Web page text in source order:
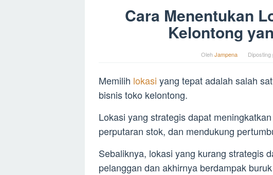
Cara Menentukan
Kelontong
OlehJampena Diposting
Memilih lokasi yang tepat adalah salah
bisnis toko kelontong.
Lokasi yang strategis dapat
perputaran stok, dan mendukung
Sebaliknya, lokasi yang kurang strategis
pelanggan dan akhirnya berdampak